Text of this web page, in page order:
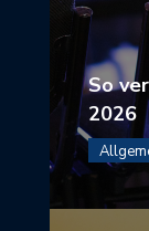
So
2026